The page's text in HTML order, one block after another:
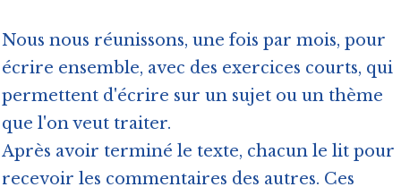
Nous nous réunissons, une fois par mois, pour
écrire ensemble, avec des exercices courts, qui
permettent d'écrire sur un sujet ou un thème
que l'on veut traiter.
Après avoir terminé le texte, chacun le lit pour
recevoir les commentaires des autres. Ces